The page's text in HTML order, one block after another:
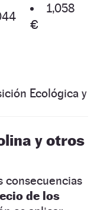
1,058
€
Ecológica y
y otros
consecuencias
de los